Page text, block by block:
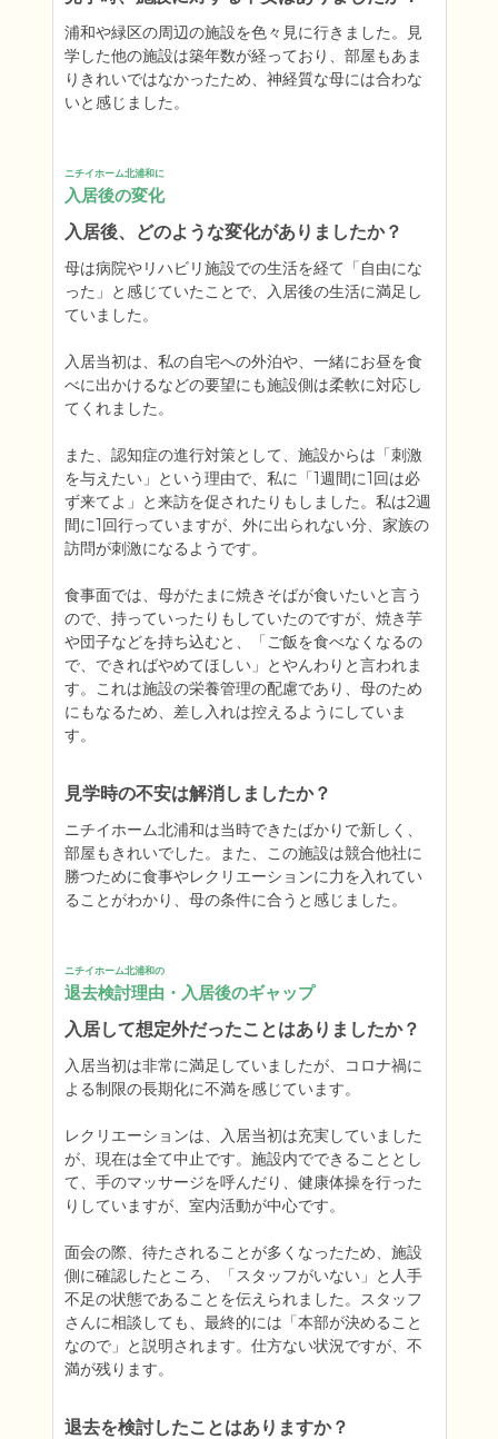
浦和や緑区の周辺の施設を色々見に行きました。見
学した他の施設は築年数が経っており、部屋もあま
りきれいではなかったため、神経質な母には合わな
いと感じました。
ニチイホーム北浦和に
入居後の変化
入居後、どのような変化がありましたか？
母は病院やリハビリ施設での生活を経て「自由にな
った」と感じていたことで、入居後の生活に満足し
ていました。
入居当初は、私の自宅への外泊や、一緒にお昼を食
べに出かけるなどの要望にも施設側は柔軟に対応し
てくれました。
また、認知症の進行対策として、施設からは「刺激
を与えたい」という理由で、私に「1週間に1回は必
ず来てよ」と来訪を促されたりもしました。私は2週
間に1回行っていますが、外に出られない分、家族の
訪問が刺激になるようです。
食事面では、母がたまに焼きそばが食いたいと言う
ので、持っていったりもしていたのですが、焼き芋
や団子などを持ち込むと、「ご飯を食べなくなるの
で、できればやめてほしい」とやんわりと言われま
す。これは施設の栄養管理の配慮であり、母のため
にもなるため、差し入れは控えるようにしていま
見学時の不安は解消しましたか？
ニチイホーム北浦和は当時できたばかりで新しく、
部屋もきれいでした。また、この施設は競合他社に
勝つために食事やレクリエーションに力を入れてい
ることがわかり、母の条件に合うと感じました。
ニチイホーム北浦和の
退去検討理由・入居後のギャップ
入居して想定外だったことはありましたか？
入居当初は非常に満足していましたが、コロナ禍に
よる制限の長期化に不満を感じています。
レクリエーションは、入居当初は充実していました
が、現在は全て中止です。施設内でできることとし
て、手のマッサージを呼んだり、健康体操を行った
りしていますが、室内活動が中心です。
面会の際、待たされることが多くなったため、施設
側に確認したところ、「スタッフがいない」と人手
不足の状態であることを伝えられました。スタッフ
さんに相談しても、最終的には「本部が決めること
なので」と説明されます。仕方ない状況ですが、不
満が残ります。
退去を検討したことはありますか？